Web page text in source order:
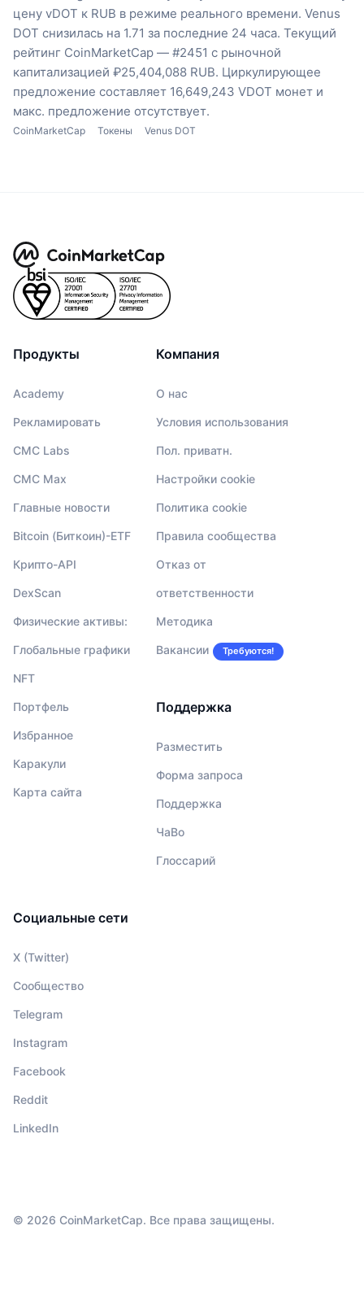
цену vDOT к RUB в режиме реального времени. Venus
DOT снизилась на 1.71 за последние 24 часа. Текущий
рейтинг CoinMarketCap — #2451 с рыночной
капитализацией ₽25,404,088 RUB. Циркулирующее
предложение составляет 16,649,243 VDOT монет и
макс. предложение отсутствует.
CoinMarketCap Токены Venus DOT
Продукты
Academy
Рекламировать
CMC Labs
CMC Max
Главные новости
Bitcoin (Биткоин)-ETF
Крипто-API
DexScan
Физические активы:
Глобальные графики
NFT
Портфель
Избранное
Каракули
Карта сайта
Компания
О нас
Условия использования
Пол. приватн.
Настройки cookie
Политика cookie
Правила сообщества
Отказ от
ответственности
Методика
Вакансии Требуются!
Поддержка
Разместить
Форма запроса
Поддержка
ЧаВо
Глоссарий
Социальные сети
X (Twitter)
Сообщество
Telegram
Instagram
Facebook
Reddit
LinkedIn
© 2026 CoinMarketCap. Все права защищены.